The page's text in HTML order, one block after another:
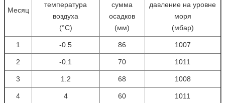
Месяц
температура
воздуха
(°С)
сумма
осадков
(мм)
давление на уровне
моря
(мбар)
1 -0.5 86 1007
2 -0.1 70 1011
3 1.2 68 1008
4 4 60 1011